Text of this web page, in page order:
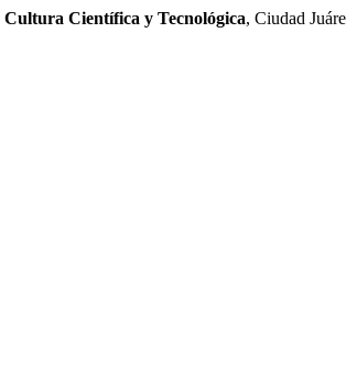
Cultura Científica y Tecnológica, Ciudad